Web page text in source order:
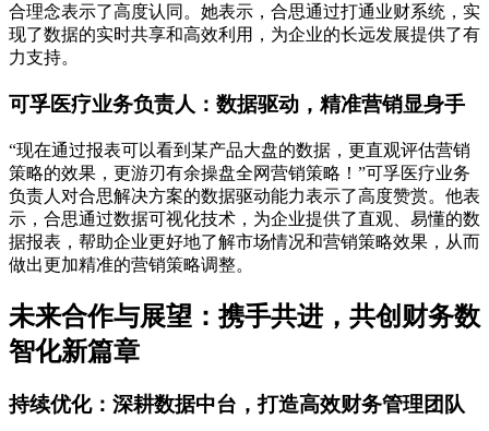
合理念表示了高度认同。她表示，合思通过打通业财系统，实
现了数据的实时共享和高效利用，为企业的长远发展提供了有
力支持。
可孚医疗业务负责人：数据驱动，精准营销显身手
“现在通过报表可以看到某产品大盘的数据，更直观评估营销
策略的效果，更游刃有余操盘全网营销策略！”可孚医疗业务
负责人对合思解决方案的数据驱动能力表示了高度赞赏。他表
示，合思通过数据可视化技术，为企业提供了直观、易懂的数
据报表，帮助企业更好地了解市场情况和营销策略效果，从而
做出更加精准的营销策略调整。
未来合作与展望：携手共进，共创财务数
智化新篇章
持续优化：深耕数据中台，打造高效财务管理团队